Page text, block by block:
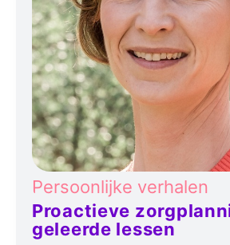
Persoonlijke verhalen
Proactieve
geleerde lessen